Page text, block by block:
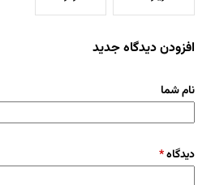
افزودن دیدگاه جدید
نام شما
دیدگاه*